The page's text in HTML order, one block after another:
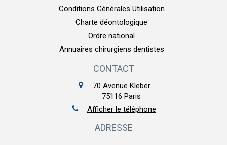
Conditions Générales Utilisation
Charte déontologique
Ordre national
Annuaires chirurgiens dentistes
CONTACT
70 Avenue Kleber
75116 Paris
Afficher le téléphone
ADRESSE